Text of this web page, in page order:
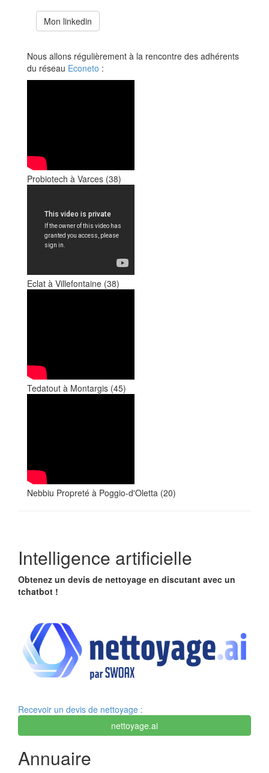
Mon linkedin
Nous allons régulièrement à la rencontre des adhérents
du réseau Econeto :
Probiotech à Varces (38)
Eclat à Villefontaine (38)
Tedatout à Montargis (45)
Nebbiu Propreté à Poggio-d'Oletta (20)
Intelligence artificielle
Obtenez un devis de nettoyage en discutant avec un
tchatbot !
Recevoir un devis de nettoyage :
nettoyage.ai
Annuaire